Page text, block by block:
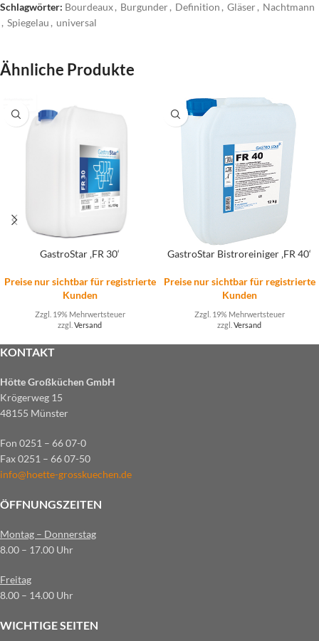
Schlagwörter: Bourdeaux, Burgunder, Definition , Gläser, Nachtmann
, Spiegelau , universal
Ähnliche Produkte
GastroStar ‚FR 30‘
Preise nur sichtbar für registrierte
Kunden
Zzgl. 19% Mehrwertsteuer
zzgl. Versand
GastroStar Bistroreiniger ‚FR 40‘
Preise nur sichtbar für registrierte
Kunden
Zzgl. 19% Mehrwertsteuer
zzgl. Versand
KONTAKT
Hötte Großküchen GmbH
Krögerweg 15
48155 Münster
Fon 0251 – 66 07-0
Fax 0251 – 66 07-50
info@hoette-grosskuechen.de
ÖFFNUNGSZEITEN
Montag – Donnerstag
8.00 – 17.00 Uhr
Freitag
8.00 – 14.00 Uhr
WICHTIGE SEITEN